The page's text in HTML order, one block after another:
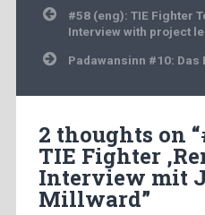
Beitragsnavigation
#58 (eng): TIE Fighter
Interview with project
Padawansinn #10: Das
2 thoughts on “
TIE Fighter
Interview mit
Millward”